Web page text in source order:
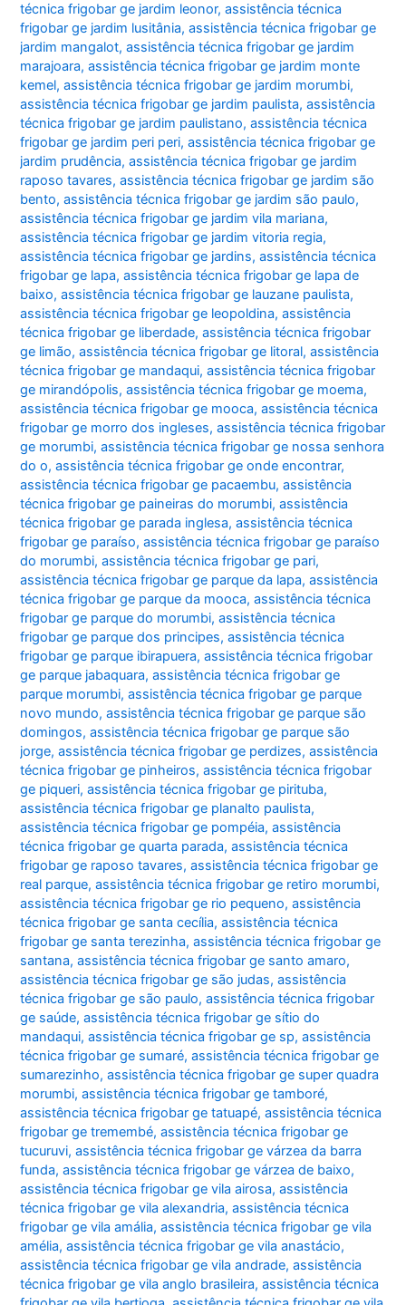
técnica frigobar ge jardim leonor,assistência técnica
frigobar ge jardim lusitânia,assistência técnica frigobar ge
jardim mangalot,assistência técnica frigobar ge jardim
marajoara,assistência técnica frigobar ge jardim monte
kemel,assistência técnica frigobar ge jardim morumbi,
assistência técnica frigobar ge jardim paulista,assistência
técnica frigobar ge jardim paulistano,assistência técnica
frigobar ge jardim peri peri,assistência técnica frigobar ge
jardim prudência,assistência técnica frigobar ge jardim
raposo tavares,assistência técnica frigobar ge jardim são
bento,assistência técnica frigobar ge jardim são paulo,
assistência técnica frigobar ge jardim vila mariana,
assistência técnica frigobar ge jardim vitoria regia,
assistência técnica frigobar ge jardins,assistência técnica
frigobar ge lapa,assistência técnica frigobar ge lapa de
baixo,assistência técnica frigobar ge lauzane paulista,
assistência técnica frigobar ge leopoldina,assistência
técnica frigobar ge liberdade,assistência técnica frigobar
ge limão,assistência técnica frigobar ge litoral,assistência
técnica frigobar ge mandaqui,assistência técnica frigobar
ge mirandópolis,assistência técnica frigobar ge moema,
assistência técnica frigobar ge mooca,assistência técnica
frigobar ge morro dos ingleses,assistência técnica frigobar
ge morumbi,assistência técnica frigobar ge nossa senhora
do o,assistência técnica frigobar ge onde encontrar,
assistência técnica frigobar ge pacaembu,assistência
técnica frigobar ge paineiras do morumbi,assistência
técnica frigobar ge parada inglesa,assistência técnica
frigobar ge paraíso,assistência técnica frigobar ge paraíso
do morumbi,assistência técnica frigobar ge pari,
assistência técnica frigobar ge parque da lapa,assistência
técnica frigobar ge parque da mooca,assistência técnica
frigobar ge parque do morumbi,assistência técnica
frigobar ge parque dos principes,assistência técnica
frigobar ge parque ibirapuera,assistência técnica frigobar
ge parque jabaquara,assistência técnica frigobar ge
parque morumbi,assistência técnica frigobar ge parque
novo mundo,assistência técnica frigobar ge parque são
domingos,assistência técnica frigobar ge parque são
jorge,assistência técnica frigobar ge perdizes,assistência
técnica frigobar ge pinheiros,assistência técnica frigobar
ge piqueri,assistência técnica frigobar ge pirituba,
assistência técnica frigobar ge planalto paulista,
assistência técnica frigobar ge pompéia,assistência
técnica frigobar ge quarta parada,assistência técnica
frigobar ge raposo tavares,assistência técnica frigobar ge
real parque,assistência técnica frigobar ge retiro morumbi,
assistência técnica frigobar ge rio pequeno,assistência
técnica frigobar ge santa cecília,assistência técnica
frigobar ge santa terezinha,assistência técnica frigobar ge
santana,assistência técnica frigobar ge santo amaro,
assistência técnica frigobar ge são judas,assistência
técnica frigobar ge são paulo,assistência técnica frigobar
ge saúde,assistência técnica frigobar ge sítio do
mandaqui,assistência técnica frigobar ge sp,assistência
técnica frigobar ge sumaré,assistência técnica frigobar ge
sumarezinho,assistência técnica frigobar ge super quadra
morumbi,assistência técnica frigobar ge tamboré,
assistência técnica frigobar ge tatuapé,assistência técnica
frigobar ge tremembé,assistência técnica frigobar ge
tucuruvi,assistência técnica frigobar ge várzea da barra
funda,assistência técnica frigobar ge várzea de baixo,
assistência técnica frigobar ge vila airosa,assistência
técnica frigobar ge vila alexandria,assistência técnica
frigobar ge vila amália,assistência técnica frigobar ge vila
amélia,assistência técnica frigobar ge vila anastácio,
assistência técnica frigobar ge vila andrade,assistência
técnica frigobar ge vila anglo brasileira,assistência técnica